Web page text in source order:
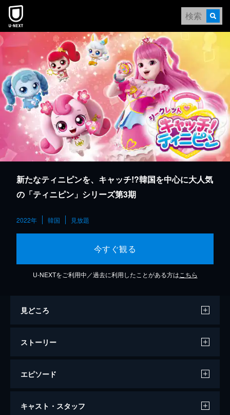
本文へスキップ
新たなティニピンを、キャッチ!?韓国を中心に大人気
の「ティニピン」シリーズ第3期
2022年 韓国 見放題
今すぐ観る
U-NEXTをご利用中／過去に利用したことがある方は こちら
見どころ
ストーリー
エピソード
1話 シークレット！鍵ティニピン
キャスト・スタッフ